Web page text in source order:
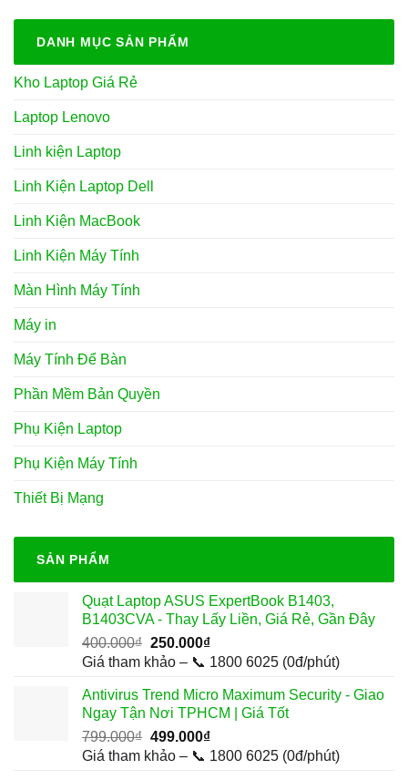
DANH MỤC SẢN PHẨM
Kho Laptop Giá Rẻ
Laptop Lenovo
Linh kiện Laptop
Linh Kiện Laptop Dell
Linh Kiện MacBook
Linh Kiện Máy Tính
Màn Hình Máy Tính
Máy in
Máy Tính Để Bàn
Phần Mềm Bản Quyền
Phụ Kiện Laptop
Phụ Kiện Máy Tính
Thiết Bị Mạng
SẢN PHẨM
Quạt Laptop ASUS ExpertBook B1403,
B1403CVA - Thay Lấy Liền, Giá Rẻ, Gần Đây
400.000₫ Giá
gốc
400.000₫.
250.000₫Giá
hiện
là:
250.000₫.
Giá tham khảo – 📞 1800 6025 (0đ/phút)
Antivirus Trend Micro Maximum Security - Giao
Ngay Tận Nơi TPHCM | Giá Tốt
799.000₫ Giá
gốc
499.000₫Giá
hiện
Giá tham khảo – 📞 1800 6025 (0đ/phút)